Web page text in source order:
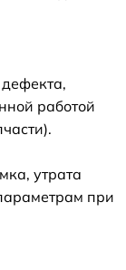
работой
утрата
при